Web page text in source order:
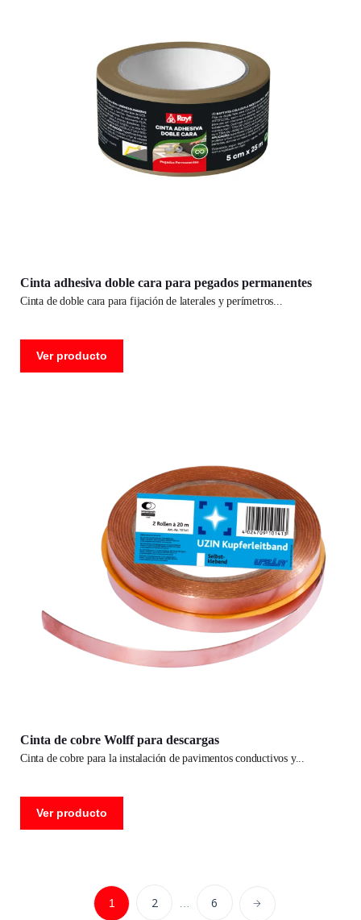
Cinta adhesiva doble cara para pegados permanentes
cinta de doble cara para fijación de laterales y perímetros
Ver producto
Cinta de cobre Wolff para descargas
cinta de cobre para la instalación de pavimentos conductivos y
Ver producto
1 2 6